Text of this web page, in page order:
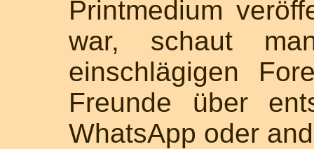
Printmedium
war, schaut
einschlägigen
Freunde über
WhatsApp oder